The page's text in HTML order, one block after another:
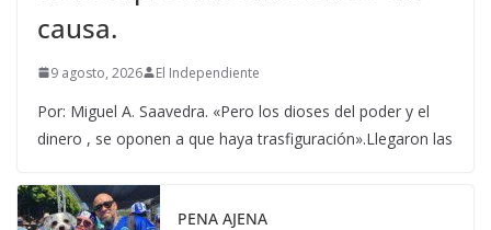
causa.
9 agosto, 2026 El Independiente
Por: Miguel A. Saavedra. «Pero los dioses del poder y el
dinero , se oponen a que haya trasfiguración».Llegaron las
PENA AJENA